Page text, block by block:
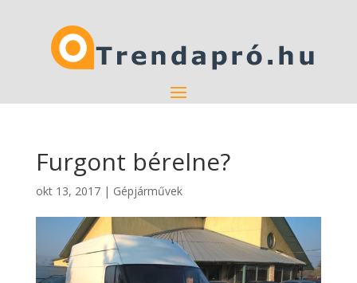
Furgont bérelne?
okt 13, 2017| Gépjárművek